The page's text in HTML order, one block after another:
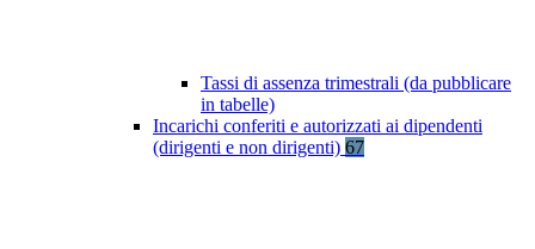
Tassi di assenza trimestrali (da pubblicare
in tabelle)
Incarichi conferiti e autorizzati ai dipendenti
(dirigenti e non dirigenti) 67